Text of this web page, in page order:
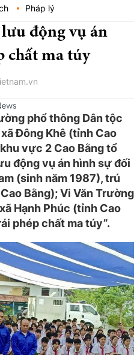
Pháp lý
động vụ án
chất ma túy
phổ thông Dân tộc
Đông Khê (tỉnh Cao
vực 2 Cao Bằng tổ
động vụ án hình sự đối
(sinh năm 1987), trú
Bằng); Vi Văn Trường
Hạnh Phúc (tỉnh Cao
phép chất ma túy”.